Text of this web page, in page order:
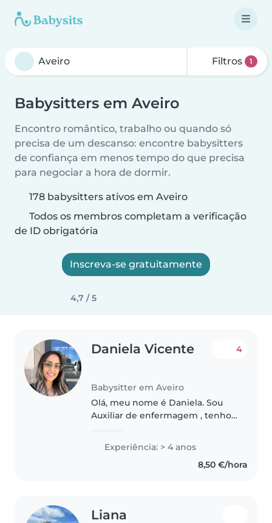
Filtros 1
Babysitters em Aveiro
Encontro romântico, trabalho ou quando só
precisa de um descanso: encontre babysitters
de confiança em menos tempo do que precisa
para negociar a hora de dormir.
178 babysitters ativos em Aveiro
Todos os membros completam a verificação
de ID obrigatória
Inscreva-se gratuitamente
4,7 / 5
Daniela Vicente
Babysitter em Aveiro
4
Olá, meu nome é Daniela. Sou
Auxiliar de enfermagem , tenho
experiência em primeiros
socorros. Já trabalhei com
crianças dos 0 aos 10 em creches
Experiência: > 4 anos
8,50 €/hora
Liana